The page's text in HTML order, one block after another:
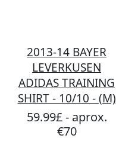
2013-14 BAYER
LEVERKUSEN
ADIDAS TRAINING
SHIRT - 10/10 - (M)
59.99£ - aprox.
€70